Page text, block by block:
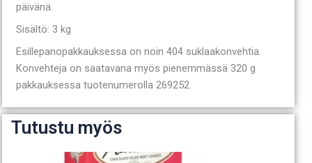
päivänä.
Sisältö: 3 kg
Esillepanopakkauksessa on noin 404 suklaakonvehtia.
Konvehteja on saatavana myös pienemmässä 320 g
pakkauksessa tuotenumerolla 269252.
Tutustu myös